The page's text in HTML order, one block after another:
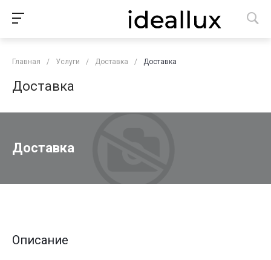
Главная / Услуги / Доставка / Доставка
Доставка
Доставка
Описание